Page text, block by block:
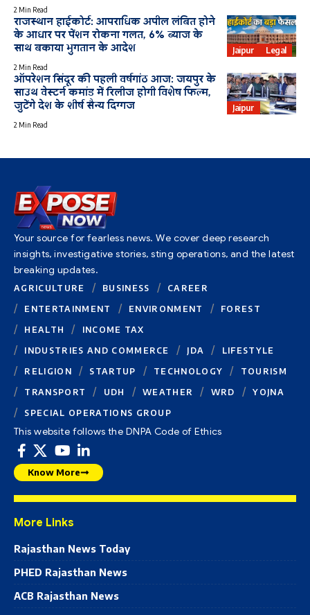
2 Min Read
Jaipur Legal
राजस्थान हाईकोर्ट: आपराधिक अपील लंबित होने
के आधार पर पेंशन रोकना गलत, 6% ब्याज के
साथ बकाया भुगतान के आदेश
2 Min Read
Jaipur
ऑपरेशन सिंदूर की पहली वर्षगांठ आज: जयपुर के
साउथ वेस्टर्न कमांड में रिलीज होगी विशेष फिल्म,
जुटेंगे देश के शीर्ष सैन्य दिग्गज
2 Min Read
Your source for fearless news. We cover deep research
insights, investigative stories, sting operations, and the latest
breaking updates.
AGRICULTURE BUSINESS
CAREER
ENTERTAINMENT
ENVIRONMENT
FOREST
HEALTH
INCOME TAX
INDUSTRIES AND COMMERCE
JDA
LIFESTYLE
RELIGION
STARTUP TECHNOLOGY
TOURISM
TRANSPORT
UDH WEATHER WRD
YOJNA
SPECIAL OPERATIONS GROUP
This website follows the DNPA Code of Ethics
Know More
More Links
Rajasthan News Today
PHED Rajasthan News
ACB Rajasthan News